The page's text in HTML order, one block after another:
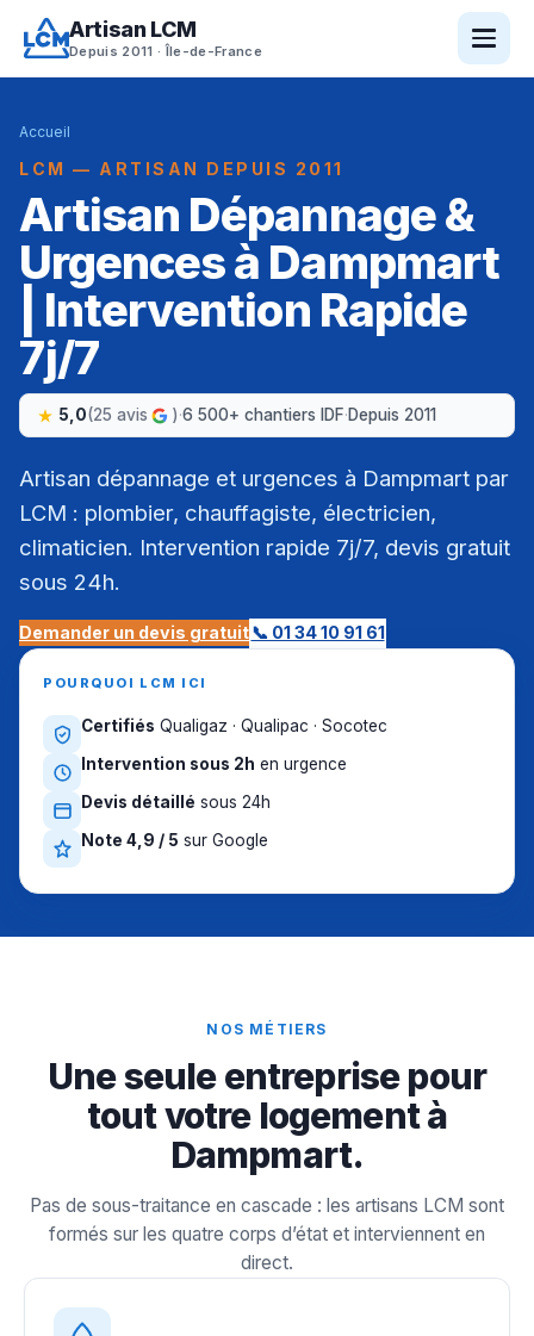
Artisan LCM
Depuis 2011 · Île-de-France
Accueil
LCM — ARTISAN DEPUIS 2011
Artisan Dépannage &
Urgences à Dampmart
| Intervention Rapide
7j/7
5,0(25 avis )·6 500+ chantiers IDF·Depuis 2011
Artisan dépannage et urgences à Dampmart par
LCM : plombier, chauffagiste, électricien,
climaticien. Intervention rapide 7j/7, devis gratuit
sous 24h.
Demander un devis gratuit📞 01 34 10 91 61
POURQUOI LCM ICI
Certifiés Qualigaz · Qualipac · Socotec
Intervention sous 2h en urgence
Devis détaillé sous 24h
Note 4,9 / 5 sur Google
NOS MÉTIERS
Une seule entreprise pour
tout votre logement à
Dampmart.
Pas de sous-traitance en cascade : les artisans LCM sont
formés sur les quatre corps d’état et interviennent en
direct.